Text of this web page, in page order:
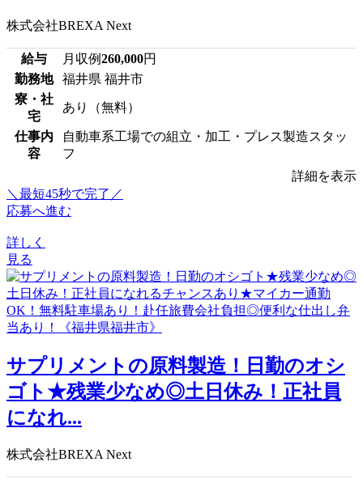
株式会社BREXA Next
給与 月収例260,000円
勤務地
福井県 福井市
寮・社
宅
あり（無料）
仕事内
容
自動車系工場での組立・加工・プレス製造スタッ
フ
詳細を表示
＼最短45秒で完了／
応募へ進む
詳しく
見る
サプリメントの原料製造！日勤のオシ
ゴト★残業少なめ◎土日休み！正社員
になれ...
株式会社BREXA Next